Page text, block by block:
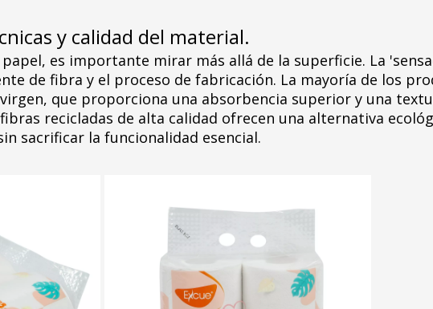
y calidad del material.
es importante mirar más allá de la superficie. La
de fibra y el proceso de fabricación. La mayoría de los
que proporciona una absorbencia superior y una
recicladas de alta calidad ofrecen una alternativa
sacrificar la funcionalidad esencial.